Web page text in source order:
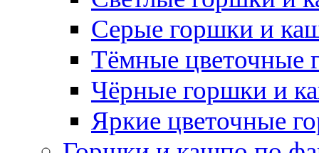
Серые горшки и
Тёмные цветочные
Чёрные горшки и
Яркие цветочные